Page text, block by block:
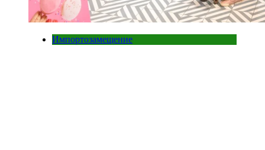
Импортозамещение